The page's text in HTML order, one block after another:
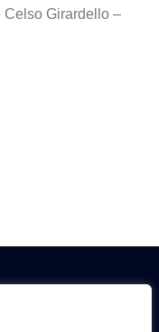
Celso Girardello –